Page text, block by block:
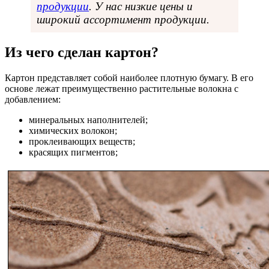
продукции. У нас низкие цены и
широкий ассортимент продукции.
Из чего сделан картон?
Картон представляет собой наиболее плотную бумагу. В его
основе лежат преимущественно растительные волокна с
добавлением:
минеральных наполнителей;
химических волокон;
проклеивающих веществ;
красящих пигментов;